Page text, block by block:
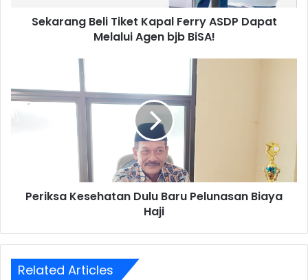
Sekarang Beli Tiket Kapal Ferry ASDP Dapat
Melalui Agen bjb BiSA!
Dulu
Baru
Periksa Kesehatan Dulu Baru Pelunasan Biaya
Haji
Related Articles